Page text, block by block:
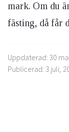
mark. Om du
fästing, då får
Uppdaterad: 30
Publicerad: 3 juli,